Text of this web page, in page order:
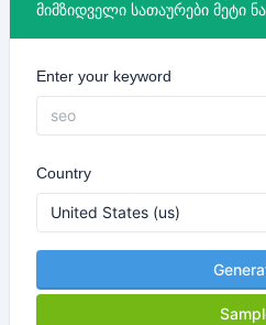
მიმზიდველი სათაურები მეტი
Enter your keyword
Country